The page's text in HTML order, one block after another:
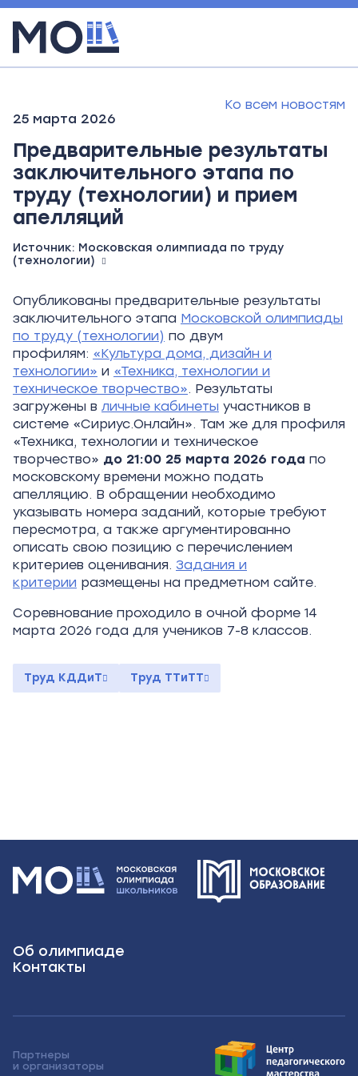
25 марта 2026
Ко всем новостям
Предварительные результаты
заключительного этапа по
труду (технологии) и прием
апелляций
Источник: Московская олимпиада по труду
(технологии)
Опубликованы предварительные результаты
заключительного этапа Московской олимпиады
по труду (технологии) по двум
профилям: «Культура дома, дизайн и
технологии» и «Техника, технологии и
техническое творчество». Результаты
загружены в личные кабинеты участников в
системе «Сириус.Онлайн». Там же для профиля
«Техника, технологии и техническое
творчество» до 21:00 25 марта 2026 года по
московскому времени можно подать
апелляцию. В обращении необходимо
указывать номера заданий, которые требуют
пересмотра, а также аргументированно
описать свою позицию с перечислением
критериев оценивания. Задания и
критерии размещены на предметном сайте.
Соревнование проходило в очной форме 14
марта 2026 года для учеников 7-8 классов.
Труд КДДиТ Труд ТТиТТ
Об олимпиаде
Контакты
Партнеры
и организаторы